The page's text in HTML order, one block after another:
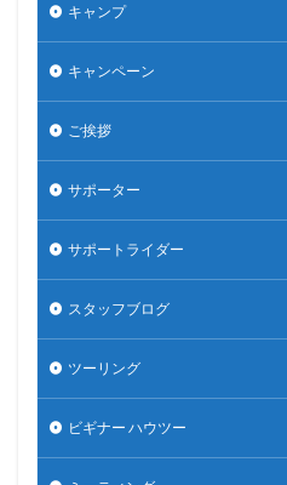
キャンプ
キャンペーン
ご挨拶
サポーター
サポートライダー
スタッフブログ
ツーリング
ビギナー ハウツー